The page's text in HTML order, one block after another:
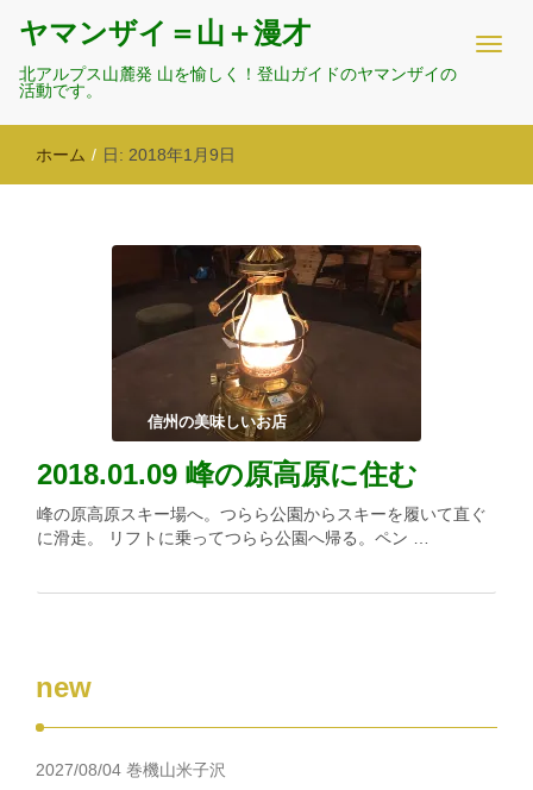
ヤマンザイ＝山＋漫才
北アルプス山麓発 山を愉しく！登山ガイドのヤマンザイの
活動です。
ホーム / 日: 2018年1月9日
信州の美味しいお店
2018.01.09 峰の原高原に住む
峰の原高原スキー場へ。つらら公園からスキーを履いて直ぐ
に滑走。 リフトに乗ってつらら公園へ帰る。ペン …
new
2027/08/04 巻機山米子沢